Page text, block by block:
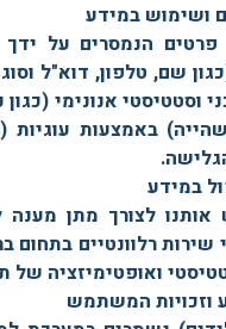
הנמסרים על ידך
שם, טלפון, דוא"ל
וסטטיסטי אנונימי
לצורך מתן מענה
שירות רלוונטיים בתחום
ואופטימיזציה של